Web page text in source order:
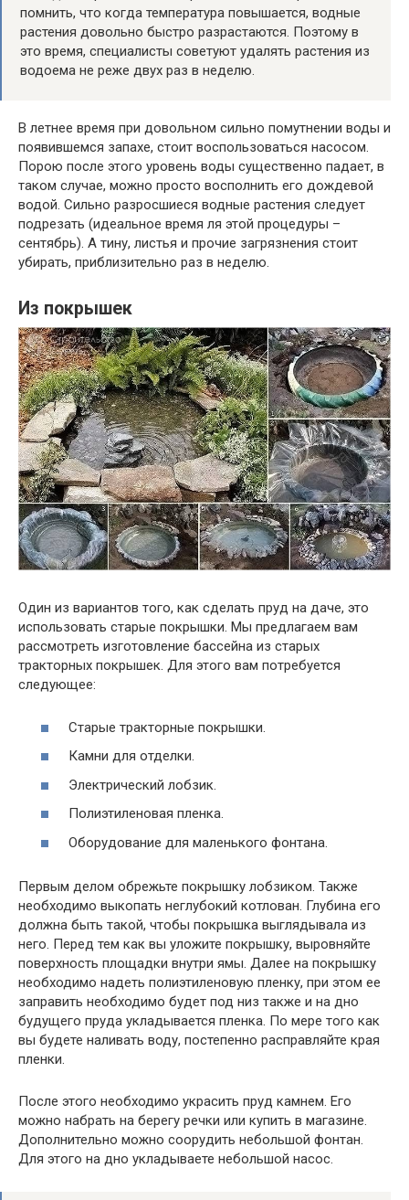
помнить, что когда температура повышается, водные
растения довольно быстро разрастаются. Поэтому в
это время, специалисты советуют удалять растения из
водоема не реже двух раз в неделю.
В летнее время при довольном сильно помутнении воды и
появившемся запахе, стоит воспользоваться насосом.
Порою после этого уровень воды существенно падает, в
таком случае, можно просто восполнить его дождевой
водой. Сильно разросшиеся водные растения следует
подрезать (идеальное время ля этой процедуры –
сентябрь). А тину, листья и прочие загрязнения стоит
убирать, приблизительно раз в неделю.
Из покрышек
Один из вариантов того, как сделать пруд на даче, это
использовать старые покрышки. Мы предлагаем вам
рассмотреть изготовление бассейна из старых
тракторных покрышек. Для этого вам потребуется
следующее:
Старые тракторные покрышки.
Камни для отделки.
Электрический лобзик.
Полиэтиленовая пленка.
Оборудование для маленького фонтана.
Первым делом обрежьте покрышку лобзиком. Также
необходимо выкопать неглубокий котлован. Глубина его
должна быть такой, чтобы покрышка выглядывала из
него. Перед тем как вы уложите покрышку, выровняйте
поверхность площадки внутри ямы. Далее на покрышку
необходимо надеть полиэтиленовую пленку, при этом ее
заправить необходимо будет под низ также и на дно
будущего пруда укладывается пленка. По мере того как
вы будете наливать воду, постепенно расправляйте края
пленки.
После этого необходимо украсить пруд камнем. Его
можно набрать на берегу речки или купить в магазине.
Дополнительно можно соорудить небольшой фонтан.
Для этого на дно укладываете небольшой насос.